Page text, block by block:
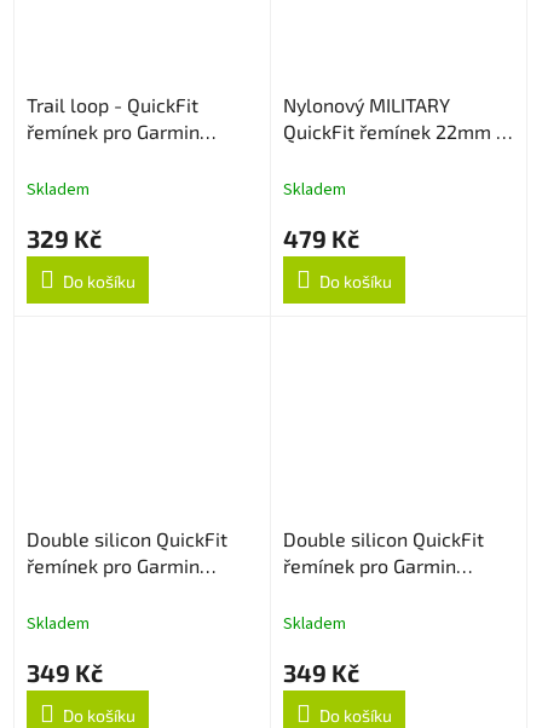
Trail loop - QuickFit
řemínek pro Garmin
Skladem
329 Kč
Do košíku
Nylonový MILITARY
QuickFit řemínek 22mm -
Skladem
479 Kč
Do košíku
Double silicon QuickFit
řemínek pro Garmin
Skladem
349 Kč
Do košíku
Double silicon QuickFit
řemínek pro Garmin
Skladem
349 Kč
Do košíku